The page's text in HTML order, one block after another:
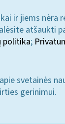
ir jiems nėra
atšaukti
politika;
svetainės
gerinimui.